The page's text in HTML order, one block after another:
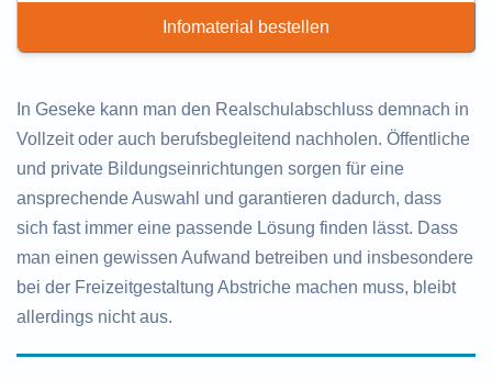
Infomaterial bestellen
In Geseke kann man den Realschulabschluss demnach in
Vollzeit oder auch berufsbegleitend nachholen. Öffentliche
und private Bildungseinrichtungen sorgen für eine
ansprechende Auswahl und garantieren dadurch, dass
sich fast immer eine passende Lösung finden lässt. Dass
man einen gewissen Aufwand betreiben und insbesondere
bei der Freizeitgestaltung Abstriche machen muss, bleibt
allerdings nicht aus.